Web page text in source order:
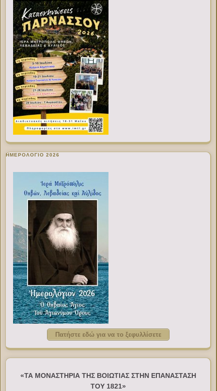
ΗΜΕΡΟΛΟΓΙΟ 2026
Πατήστε εδώ για να το ξεφυλλίσετε
«ΤΑ ΜΟΝΑΣΤΗΡΙΑ ΤΗΣ ΒΟΙΩΤΙΑΣ ΣΤΗΝ ΕΠΑΝΑΣΤΑΣΗ
ΤΟΥ 1821»